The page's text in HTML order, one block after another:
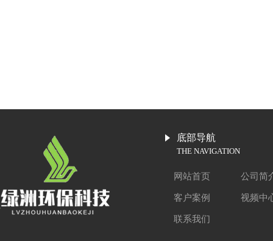
底部导航
THE NAVIGATION
网站首页 公司简
客户案例 视频中
联系我们